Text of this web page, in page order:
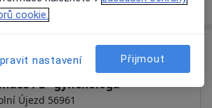
PL - gynekologa
Újezd 56961
cookie.
nastavení Přijmout